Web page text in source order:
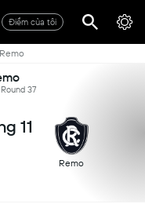
Điểm của tôi
37
11
Remo